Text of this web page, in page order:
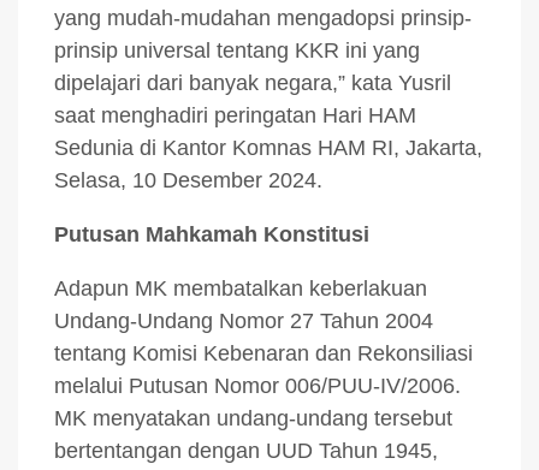
yang mudah-mudahan mengadopsi prinsip-
prinsip universal tentang KKR ini yang
dipelajari dari banyak negara,” kata Yusril
saat menghadiri peringatan Hari HAM
Sedunia di Kantor Komnas HAM RI, Jakarta,
Selasa, 10 Desember 2024.
Putusan Mahkamah Konstitusi
Adapun MK membatalkan keberlakuan
Undang-Undang Nomor 27 Tahun 2004
tentang Komisi Kebenaran dan Rekonsiliasi
melalui Putusan Nomor 006/PUU-IV/2006.
MK menyatakan undang-undang tersebut
bertentangan dengan UUD Tahun 1945,